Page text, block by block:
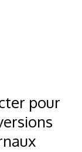
pour